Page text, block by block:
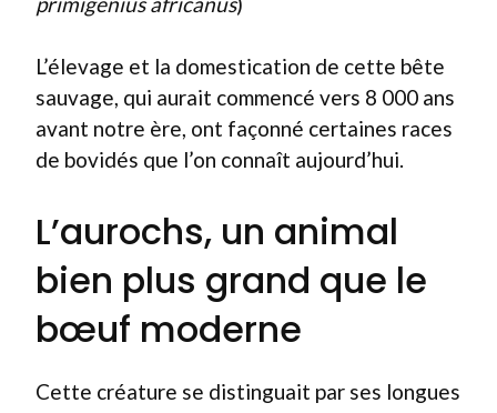
L’élevage et la domestication de cette bête
sauvage, qui aurait commencé vers 8 000 ans
avant notre ère, ont façonné certaines races
de bovidés que l’on connaît aujourd’hui.
L’aurochs, un animal
bien plus grand que le
bœuf moderne
Cette créature se distinguait par ses longues